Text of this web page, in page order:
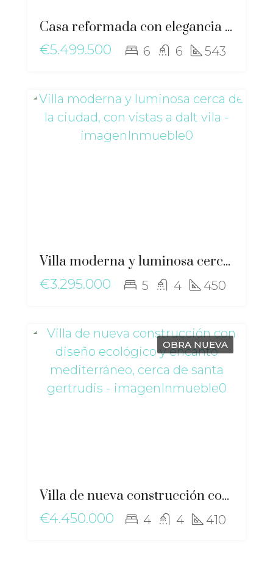
Casa reformada con elegancia moderna y esencia mediterránea cerca de Sant Josep – ma-2511
€5.499.500
6 6 543
Villa moderna y luminosa cerca de la ciudad, con vistas a Dalt Vila – ma-2507
€3.295.000
5 4 450
OBRA NUEVA
Villa de nueva construcción con diseño ecológico y encanto mediterráneo, cerca de Santa Gertrudis – ma-2506
€4.450.000
4 4 410